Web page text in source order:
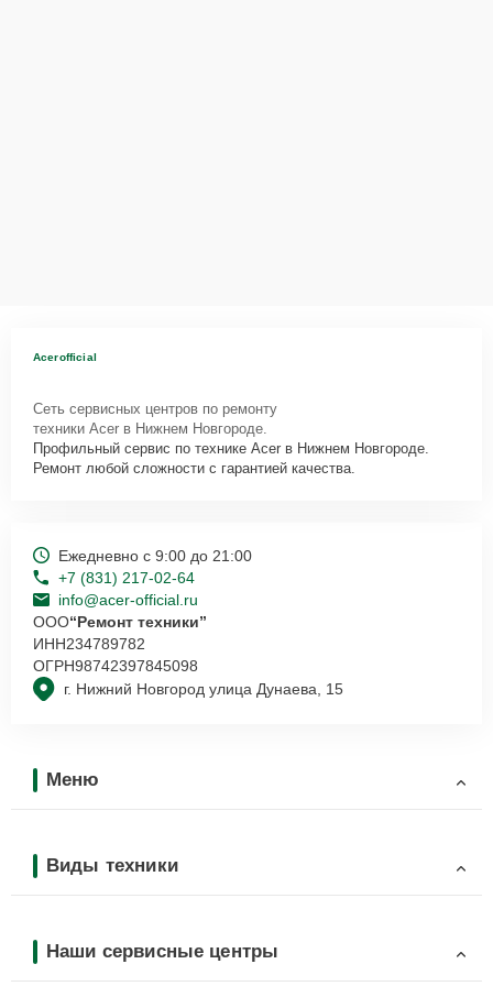
Acerofficial
Сеть сервисных центров по ремонту
техники Acer в Нижнем Новгороде.
Профильный сервис по технике Acer в Нижнем Новгороде.
Ремонт любой сложности с гарантией качества.
г. Нижний Новгород улица Дунаева, 15
Ежедневно с 9:00 до 21:00
+7 (831) 217-02-64
info@acer-official.ru
ООО“Ремонт техники”
ИНН234789782
ОГРН98742397845098
Меню
Виды техники
Наши сервисные центры